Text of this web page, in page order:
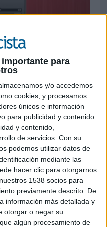
para
y/o accedemos
cookies, y procesamos
únicos e información
para publicidad y contenido
y contenido,
de servicios. Con su
podemos utilizar datos de
mediante las
hacer clic para otorgarnos
1538 socios para
previamente descrito. De
información más detallada y
otorgar o negar su
algún procesamiento de
su nueva
regalos por
en marcha “Tesoros Mahou”, una
“Madrid Mola”, en la que la
de la capital de España. Ideada por